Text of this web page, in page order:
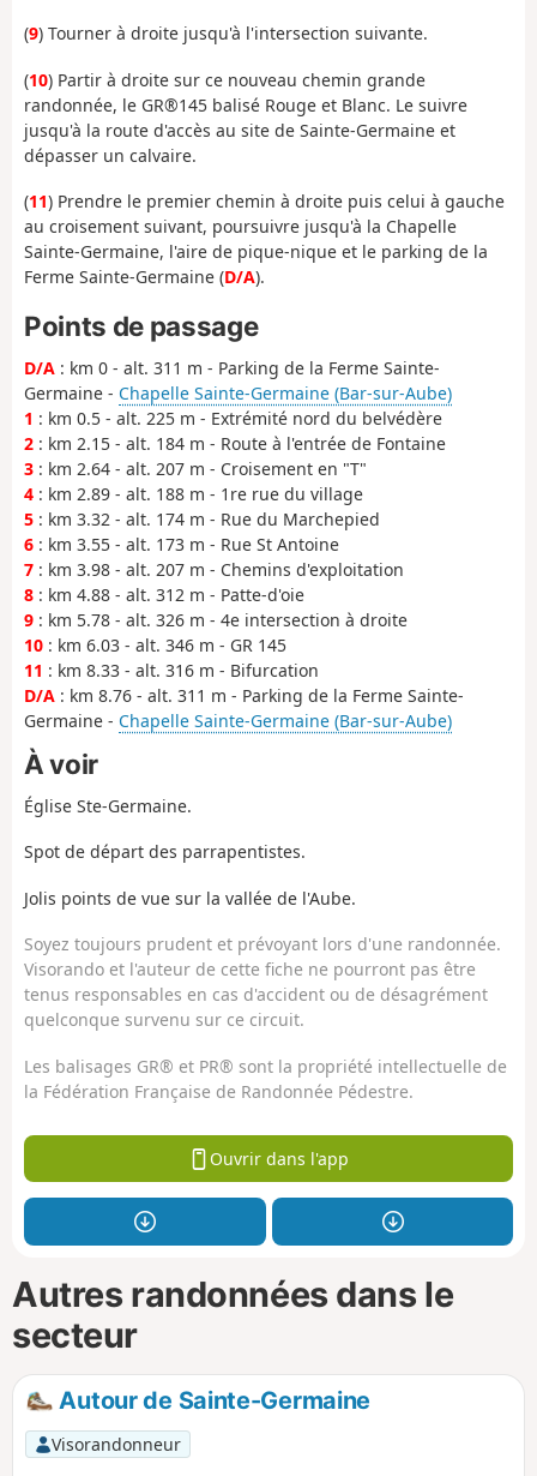
(9) Tourner à droite jusqu'à l'intersection suivante.
(10) Partir à droite sur ce nouveau chemin grande
randonnée, le GR®145 balisé Rouge et Blanc. Le suivre
jusqu'à la route d'accès au site de Sainte-Germaine et
dépasser un calvaire.
(11) Prendre le premier chemin à droite puis celui à gauche
au croisement suivant, poursuivre jusqu'à la Chapelle
Sainte-Germaine, l'aire de pique-nique et le parking de la
Ferme Sainte-Germaine (D/A).
Points de passage
D/A : km 0 - alt. 311 m - Parking de la Ferme Sainte-
Germaine - Chapelle Sainte-Germaine (Bar-sur-Aube)
1 : km 0.5 - alt. 225 m - Extrémité nord du belvédère
2 : km 2.15 - alt. 184 m - Route à l'entrée de Fontaine
3 : km 2.64 - alt. 207 m - Croisement en "T"
4 : km 2.89 - alt. 188 m - 1re rue du village
5 : km 3.32 - alt. 174 m - Rue du Marchepied
6 : km 3.55 - alt. 173 m - Rue St Antoine
7 : km 3.98 - alt. 207 m - Chemins d'exploitation
8 : km 4.88 - alt. 312 m - Patte-d'oie
9 : km 5.78 - alt. 326 m - 4e intersection à droite
10 : km 6.03 - alt. 346 m - GR 145
11 : km 8.33 - alt. 316 m - Bifurcation
D/A : km 8.76 - alt. 311 m - Parking de la Ferme Sainte-
Germaine - Chapelle Sainte-Germaine (Bar-sur-Aube)
À voir
Église Ste-Germaine.
Spot de départ des parrapentistes.
Jolis points de vue sur la vallée de l'Aube.
Soyez toujours prudent et prévoyant lors d'une randonnée.
Visorando et l'auteur de cette fiche ne pourront pas être
tenus responsables en cas d'accident ou de désagrément
quelconque survenu sur ce circuit.
Les balisages GR® et PR® sont la propriété intellectuelle de
la Fédération Française de Randonnée Pédestre.
Ouvrir dans l'app
Autres randonnées dans le
secteur
Autour de Sainte-Germaine
Visorandonneur